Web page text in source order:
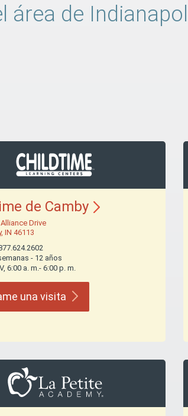
área de
de Camby
Drive
IN 46113
- 12 años
6:00 a. m.- 6:00 p. m.
una visita